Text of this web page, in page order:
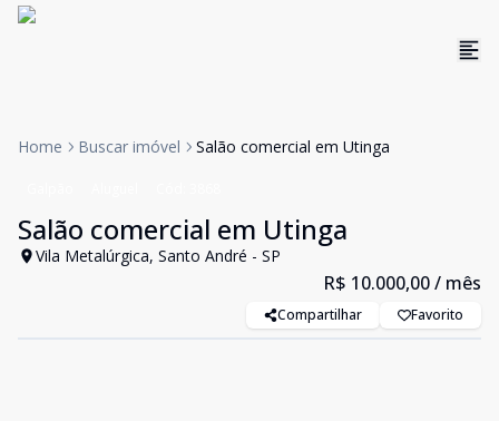
Home Buscar imóvel Salão comercial em Utinga
Salão comercial em Utinga
Vila Metalúrgica, Santo André - SP
R$ 10.000,00/ mês
Compartilhar Favorito